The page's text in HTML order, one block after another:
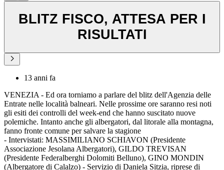
BLITZ FISCO, ATTESA PER I
RISULTATI
13 anni fa
VENEZIA - Ed ora torniamo a parlare del blitz dell'Agenzia delle
Entrate nelle località balneari. Nelle prossime ore saranno resi noti
gli esiti dei controlli del week-end che hanno suscitato nuove
polemiche. Intanto anche gli albergatori, dal litorale alla montagna,
fanno fronte comune per salvare la stagione
- Intervistati: MASSIMILIANO SCHIAVON (Presidente
Associazione Jesolana Albergatori), GILDO TREVISAN
(Presidente Federalberghi Dolomiti Belluno), GINO MONDIN
(Albergatore di Calalzo) - Servizio di Daniela Sitzia, riprese di